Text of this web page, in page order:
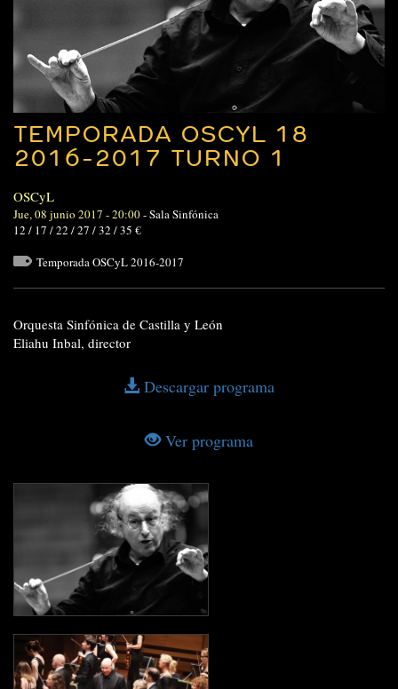
TEMPORADA OSCYL 18
2016-2017 TURNO 1
OSCyL
Jue, 08 junio 2017 - 20:00-Sala Sinfónica
12 / 17 / 22 / 27 / 32 / 35 €
Temporada OSCyL 2016-2017
Orquesta Sinfónica de Castilla y León
Eliahu Inbal, director
Descargar programa
Ver programa